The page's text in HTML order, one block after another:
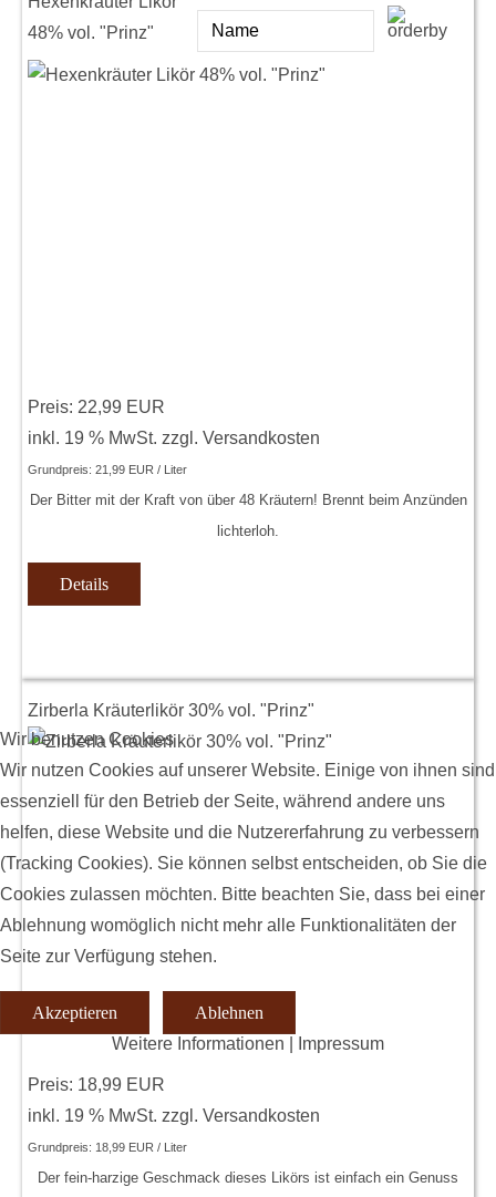
48% vol. "Prinz"
Preis: 22,99 EUR
inkl. 19 % MwSt. zzgl. Versandkosten
Grundpreis: 21,99 EUR / Liter
Der Bitter mit der Kraft von über 48 Kräutern! Brennt beim Anzünden
lichterloh.
Details
Zirberla Kräuterlikör 30% vol. "Prinz"
Preis: 18,99 EUR
inkl. 19 % MwSt. zzgl. Versandkosten
Grundpreis: 18,99 EUR / Liter
Der fein-harzige Geschmack dieses Likörs ist einfach ein Genuss
Wir benutzen Cookies
Wir nutzen Cookies auf unserer Website. Einige von ihnen sind
essenziell für den Betrieb der Seite, während andere uns
helfen, diese Website und die Nutzererfahrung zu verbessern
(Tracking Cookies). Sie können selbst entscheiden, ob Sie die
Cookies zulassen möchten. Bitte beachten Sie, dass bei einer
Ablehnung womöglich nicht mehr alle Funktionalitäten der
Seite zur Verfügung stehen.
Akzeptieren
Ablehnen
Weitere Informationen
Impressum